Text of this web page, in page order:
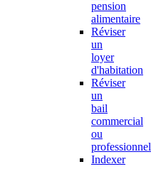
pension
alimentaire
Réviser
un
loyer
d'habitation
Réviser
un
bail
commercial
ou
professionnel
Indexer